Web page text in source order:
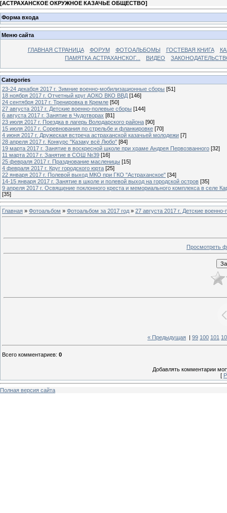
[АСТРАХАНСКОЕ ОКРУЖНОЕ КАЗАЧЬЕ ОБЩЕСТВО]
Форма входа
Меню сайта
ГЛАВНАЯ СТРАНИЦА ФОРУМ ФОТОАЛЬБОМЫ ГОСТЕВАЯ КНИГА
ПАМЯТКА АСТРАХАНСКОГ...
ВИДЕО
Categories
23-24 декабря 2017 г. Зимние военно-мобилизационные сборы [51]
18 ноября 2017 г. Отчетный круг АОКО ВКО ВВД [146]
24 сентября 2017 г. Тренировка в Кремле [50]
27 августа 2017 г. Детские военно-полевые сборы [144]
6 августа 2017 г. Занятие в Чудотворах [81]
23 июля 2017 г. Поездка в лагерь Володарского района [90]
15 июля 2017 г. Соревнования по стрельбе и фланкировке [70]
4 июня 2017 г. Дружеская встреча астраханской казачьей молодежи [7]
28 апреля 2017 г. Конкурс "Казаку всё Любо" [84]
19 марта 2017 г. Занятие в воскресной школе при храме Андрея Первозванного [32]
11 марта 2017 г. Занятие в СОШ №39 [16]
25 февраля 2017 г. Празднование масленицы [15]
4 февраля 2017 г. Круг городского юрта [25]
22 января 2017 г. Полевой выход МКО при ГКО "Астраханское" [34]
14-15 января 2017 г. Занятие в школе и полевой выход на городской остров [35]
9 апреля 2017 г. Освящение поклонного креста и мемориального комплекса в селе
[35]
Главная » Фотоальбом » Фотоальбом за 2017 год » 27 августа 2017 г. Детские
Просмотреть
« Предыдущая 99 100 101
Всего комментариев: 0
Добавлять комментарии
[
Полная версия сайта